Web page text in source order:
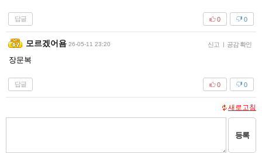
답글 0
0
모르겠어욤 26-05-11 23:20 신고 | 공감 확인
장문복
답글 0
0
새로고침
등록